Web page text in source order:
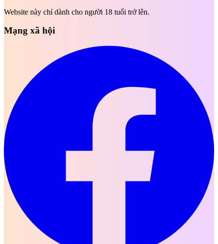
Website này chỉ dành cho người 18 tuổi trở lên.
Mạng xã hội